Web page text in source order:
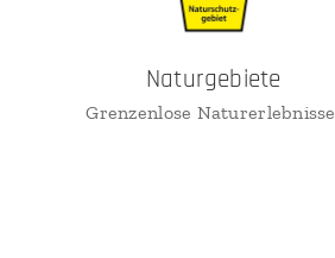
Naturgebiete
Grenzenlose Naturerlebnisse